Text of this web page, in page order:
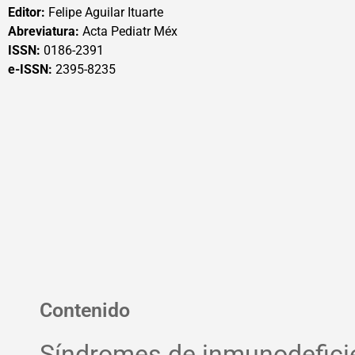
Editor: Felipe Aguilar Ituarte
Abreviatura: Acta Pediatr Méx
ISSN: 0186-2391
e-ISSN: 2395-8235
Contenido